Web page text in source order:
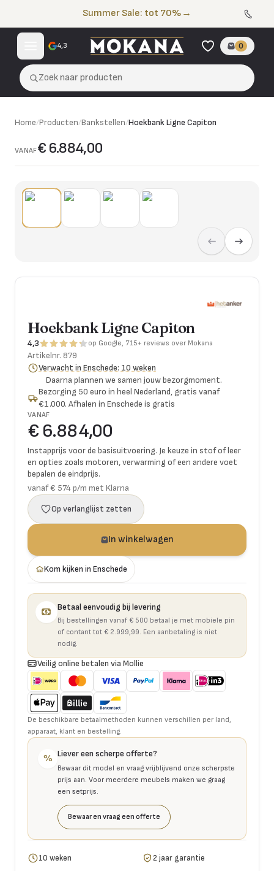
Summer Sale: tot 70% →
4,3 0
Zoek naar producten
Home/Producten/Bankstellen/Hoekbank Ligne Capiton
VANAF€ 6.884,00
Hoekbank Ligne Capiton
4,3 op Google, 715+ reviews over Mokana
Artikelnr. 879
Verwacht in Enschede: 10 weken
Daarna plannen we samen jouw bezorgmoment.
Bezorging 50 euro in heel Nederland, gratis vanaf
€1.000. Afhalen in Enschede is gratis
VANAF
€ 6.884,00
Instapprijs voor de basisuitvoering. Je keuze in stof of leer
en opties zoals motoren, verwarming of een andere voet
bepalen de eindprijs.
vanaf € 574 p/m met Klarna
Op verlanglijst zetten
In winkelwagen
Kom kijken in Enschede
Betaal eenvoudig bij levering
Bij bestellingen vanaf € 500 betaal je met mobiele pin
of contant tot € 2.999,99. Een aanbetaling is niet
nodig.
Veilig online betalen via Mollie
De beschikbare betaalmethoden kunnen verschillen per land,
apparaat, klant en bestelling.
% Liever een scherpe offerte?
Bewaar dit model en vraag vrijblijvend onze scherpste
prijs aan. Voor meerdere meubels maken we graag
een setprijs.
Bewaar en vraag een offerte
10 weken
2 jaar garantie